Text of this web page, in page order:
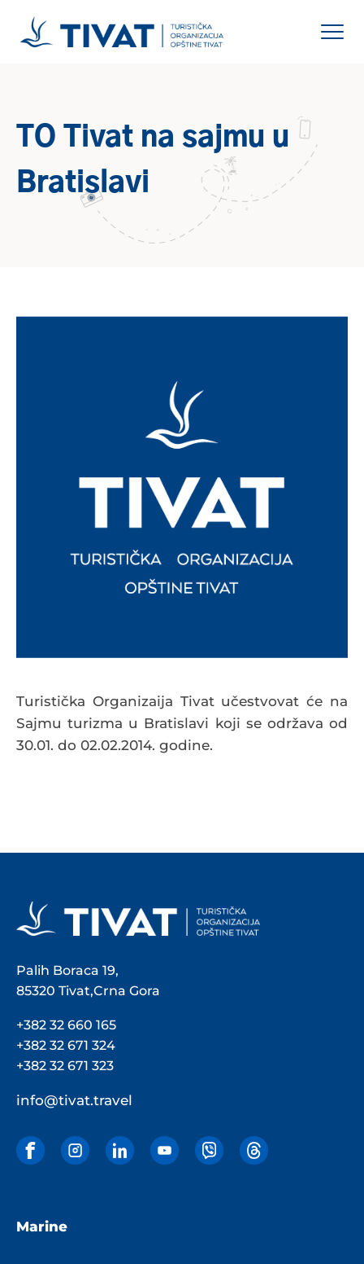
TO Tivat na sajmu u
Bratislavi
Turistička Organizaija Tivat učestvovat će na
Sajmu turizma u Bratislavi koji se održava od
30.01. do 02.02.2014. godine.
Palih Boraca 19,
85320 Tivat,Crna Gora
+382 32 660 165
+382 32 671 324
+382 32 671 323
info@tivat.travel
Marine